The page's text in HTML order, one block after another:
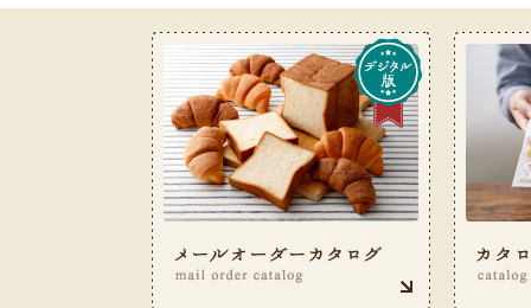
お客様サービス室フリーダイヤル 0120-487-050（